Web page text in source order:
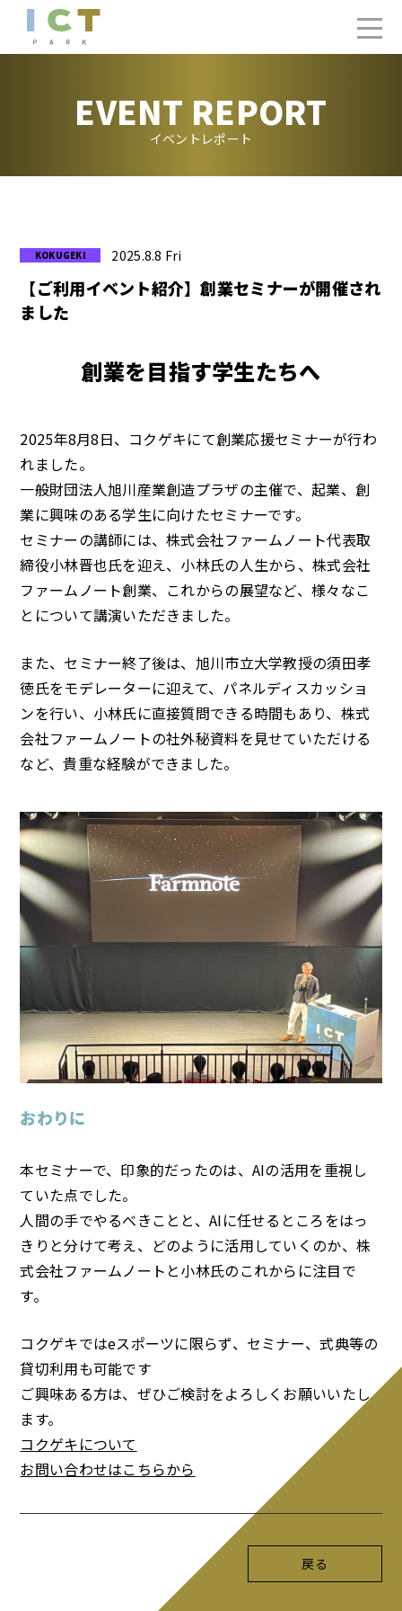
EVENT REPORT
イベントレポート
2025.8.8 Fri
【ご利用イベント紹介】創業セミナーが開催され
ました
創業を目指す学生たちへ
2025年8月8日、コクゲキにて創業応援セミナーが行わ
れました。
一般財団法人旭川産業創造プラザの主催で、起業、創
業に興味のある学生に向けたセミナーです。
セミナーの講師には、株式会社ファームノート代表取
締役小林晋也氏を迎え、小林氏の人生から、株式会社
ファームノート創業、これからの展望など、様々なこ
とについて講演いただきました。
また、セミナー終了後は、旭川市立大学教授の須田孝
徳氏をモデレーターに迎えて、パネルディスカッショ
ンを行い、小林氏に直接質問できる時間もあり、株式
会社ファームノートの社外秘資料を見せていただける
など、貴重な経験ができました。
おわりに
本セミナーで、印象的だったのは、AIの活用を重視し
ていた点でした。
人間の手でやるべきことと、AIに任せるところをはっ
きりと分けて考え、どのように活用していくのか、株
式会社ファームノートと小林氏のこれからに注目で
す。
コクゲキではeスポーツに限らず、セミナー、式典等の
貸切利用も可能です
ご興味ある方は、ぜひご検討をよろしくお願いいたし
ます。
コクゲキについて
お問い合わせはこちらから
戻る